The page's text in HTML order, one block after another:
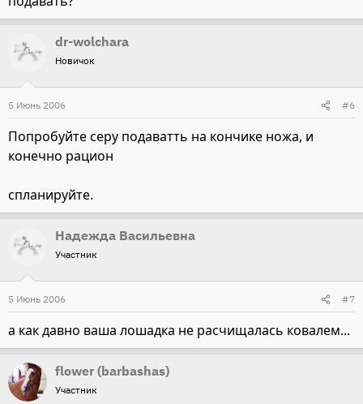
dr-wolchara
Новичок
5 Июнь 2006 #6
Попробуйте серу подаватть на кончике ножа, и
конечно рацион
спланируйте.
Надежда Васильевна
Участник
5 Июнь 2006 #7
а как давно ваша лошадка не расчищалась ковалем...
flower (barbashas)
Участник